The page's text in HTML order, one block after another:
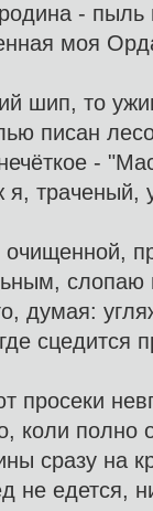
- пыль
моя
шип, то
писан
-
я, траченый,
слопаю
думая:
сцедится
просеки
коли полно
сразу на
не едется,